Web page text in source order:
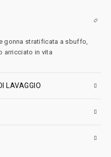
gonna stratificata a sbuffo,
arricciato in vita
LAVAGGIO